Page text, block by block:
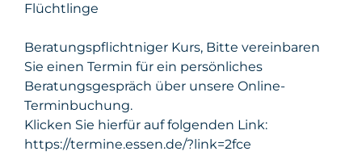
Flüchtlinge
Beratungspflichtniger Kurs, Bitte vereinbaren
Sie einen Termin für ein persönliches
Beratungsgespräch über unsere Online-
Terminbuchung.
Klicken Sie hierfür auf folgenden Link:
https://termine.essen.de/?link=2fce